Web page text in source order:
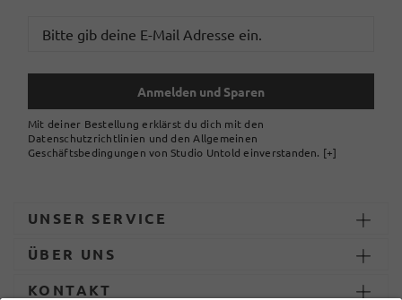
Anmelden und Sparen
Mit deiner Bestellung erklärst du dich mit den
Datenschutzrichtlinien und den Allgemeinen
Geschäftsbedingungen von Studio Untold einverstanden. [+]
UNSER SERVICE
ÜBER UNS
KONTAKT